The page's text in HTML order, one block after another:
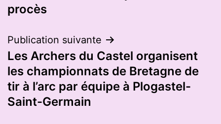
procès
Publication suivante
Les Archers du Castel organisent
les championnats de Bretagne de
tir à l’arc par équipe à Plogastel-
Saint-Germain